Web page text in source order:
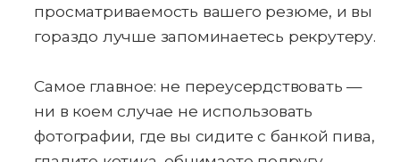
просматриваемость вашего резюме, и вы
гораздо лучше запоминаетесь рекрутеру.
Самое главное: не переусердствовать —
ни в коем случае не использовать
фотографии, где вы сидите с банкой пива,